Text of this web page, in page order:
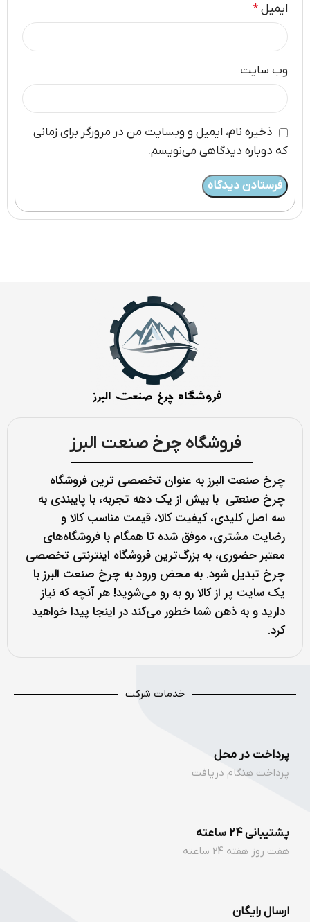
ایمیل *
وب‌ سایت
ذخیره نام، ایمیل و وبسایت من در مرورگر برای زمانی
که دوباره دیدگاهی می‌نویسم.
فروشگاه چرخ صنعت البرز
چرخ صنعت البرز به عنوان تخصصی ترین فروشگاه
چرخ صنعتی با بیش از یک دهه تجربه، با پایبندی به
سه اصل کلیدی، کیفیت کالا، قیمت مناسب کالا و
رضایت مشتری، موفق شده تا همگام با فروشگاه‌های
معتبر حضوری، به بزرگ‌ترین فروشگاه اینترنتی تخصصی
چرخ تبدیل شود. به محض ورود به چرخ صنعت البرز با
یک سایت پر از کالا رو به رو می‌شوید! هر آنچه که نیاز
دارید و به ذهن شما خطور می‌کند در اینجا پیدا خواهید
کرد.
خدمات شرکت
پرداخت در محل
پرداخت هنگام دریافت
پشتیبانی 24 ساعته
هفت روز هفته 24 ساعته
ارسال رایگان